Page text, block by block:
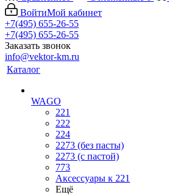
ВойтиМой кабинет
+7(495) 655-26-55
+7(495) 655-26-55
Заказать звонок
info@vektor-km.ru
Каталог
WAGO
221
222
224
2273 (без пасты)
2273 (с пастой)
773
Аксессуары к 221
Ещё